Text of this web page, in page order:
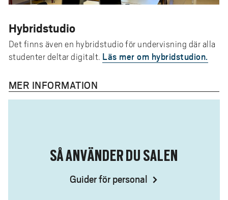
Hybridstudio
Det finns även en hybridstudio för undervisning där alla
studenter deltar digitalt. Läs mer om hybridstudion.
MER INFORMATION
SÅ ANVÄNDER DU SALEN
Guider för personal